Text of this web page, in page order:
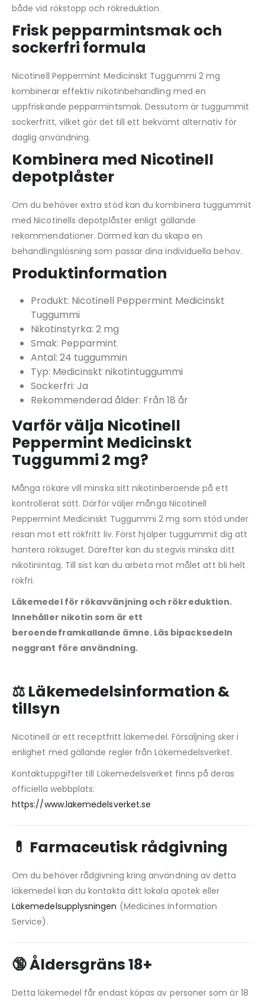
både vid rökstopp och rökreduktion.
Frisk pepparmintsmak och
sockerfri formula
Nicotinell Peppermint Medicinskt Tuggummi 2 mg
kombinerar effektiv nikotinbehandling med en
uppfriskande pepparmintsmak. Dessutom är tuggummit
sockerfritt, vilket gör det till ett bekvämt alternativ för
daglig användning.
Kombinera med Nicotinell
depotplåster
Om du behöver extra stöd kan du kombinera tuggummit
med Nicotinells depotplåster enligt gällande
rekommendationer. Därmed kan du skapa en
behandlingslösning som passar dina individuella behov.
Produktinformation
Produkt: Nicotinell Peppermint Medicinskt
Tuggummi
Nikotinstyrka: 2 mg
Smak: Pepparmint
Antal: 24 tuggummin
Typ: Medicinskt nikotintuggummi
Sockerfri: Ja
Rekommenderad ålder: Från 18 år
Varför välja Nicotinell
Peppermint Medicinskt
Tuggummi 2 mg?
Många rökare vill minska sitt nikotinberoende på ett
kontrollerat sätt. Därför väljer många Nicotinell
Peppermint Medicinskt Tuggummi 2 mg som stöd under
resan mot ett rökfritt liv. Först hjälper tuggummit dig att
hantera röksuget. Därefter kan du stegvis minska ditt
nikotinintag. Till sist kan du arbeta mot målet att bli helt
rökfri.
Läkemedel för rökavvänjning och rökreduktion.
Innehåller nikotin som är ett
beroendeframkallande ämne. Läs bipacksedeln
noggrant före användning.
⚖️ Läkemedelsinformation &
tillsyn
Nicotinell är ett receptfritt läkemedel. Försäljning sker i
enlighet med gällande regler från Läkemedelsverket.
Kontaktuppgifter till Läkemedelsverket finns på deras
officiella webbplats:
https://www.lakemedelsverket.se
💊 Farmaceutisk rådgivning
Om du behöver rådgivning kring användning av detta
läkemedel kan du kontakta ditt lokala apotek eller
Läkemedelsupplysningen (Medicines Information
Service).
🔞 Åldersgräns 18+
Detta läkemedel får endast köpas av personer som är 18